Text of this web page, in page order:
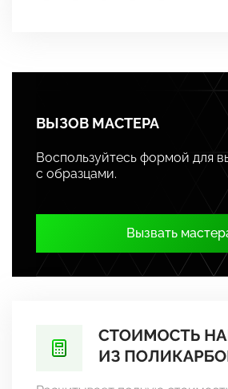
ВЫЗОВ МАСТЕРА
Воспользуйтесь формой для
с образцами.
Вызвать